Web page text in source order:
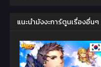
แนะนำมังงะการ์ตูนเรื่องอื่นๆ